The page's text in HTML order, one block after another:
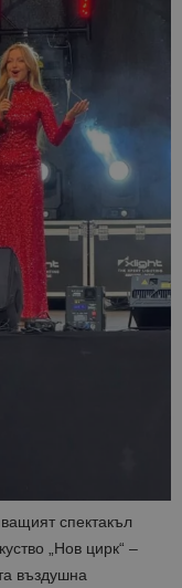
спектакъл
„Нов цирк“ –
въздушна